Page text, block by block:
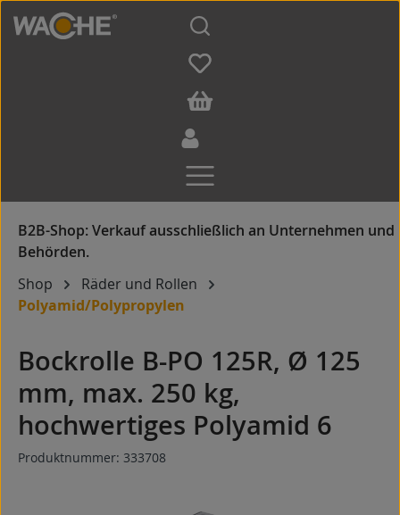
Zum Hauptinhalt springen
Shop
Räder und Rollen
Polyamid/Polypropylen
Bockrolle B-PO 125R, Ø 125
mm, max. 250 kg,
hochwertiges Polyamid 6
Produktnummer: 333708